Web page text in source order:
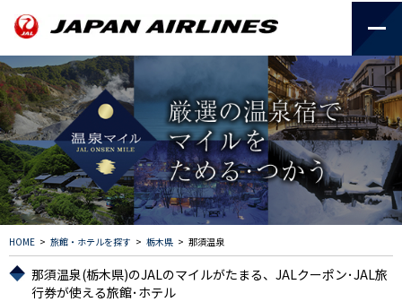
HOME > 旅館・ホテルを探す > 栃木県 > 那須温泉
那須温泉(栃木県)のJALのマイルがたまる、JALクーポン･JAL旅
行券が使える旅館･ホテル